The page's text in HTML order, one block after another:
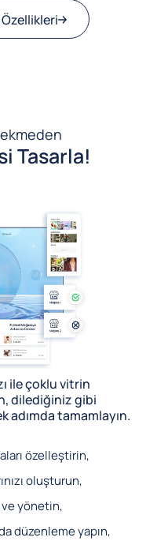
Tasarla!
ile çoklu vitrin
dilediğiniz gibi
adımda tamamlayın.
özelleştirin,
oluşturun,
yönetin,
düzenleme yapın,